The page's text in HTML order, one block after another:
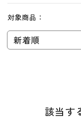
対象商品：
新着順
該当す